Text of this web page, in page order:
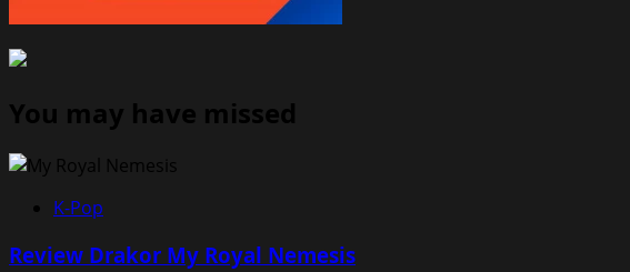
You may have missed
K-Pop
Review Drakor My Royal Nemesis